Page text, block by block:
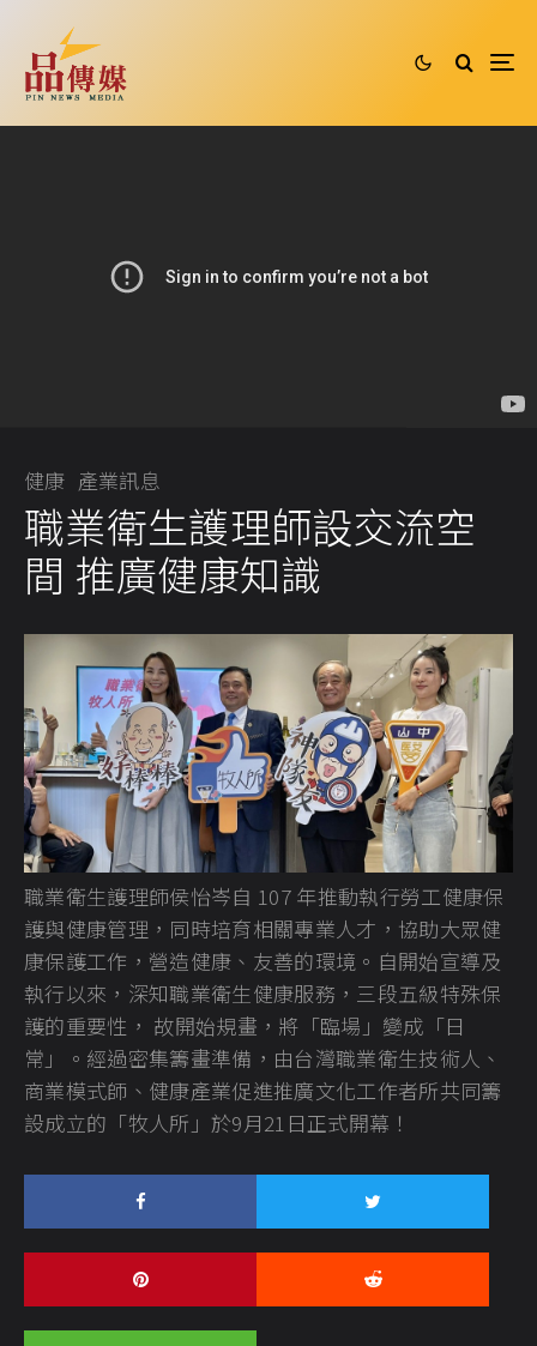
健康 產業訊息
職業衛生護理師設交流空
間 推廣健康知識
職業衛生護理師侯怡岑自 107 年推動執行勞工健康保
護與健康管理，同時培育相關專業人才，協助大眾健
康保護工作，營造健康、友善的環境。自開始宣導及
執行以來，深知職業衛生健康服務，三段五級特殊保
護的重要性， 故開始規畫，將「臨場」變成「日
常」。經過密集籌畫準備，由台灣職業衛生技術人、
商業模式師、健康產業促進推廣文化工作者所共同籌
設成立的「牧人所」於9月21日正式開幕！